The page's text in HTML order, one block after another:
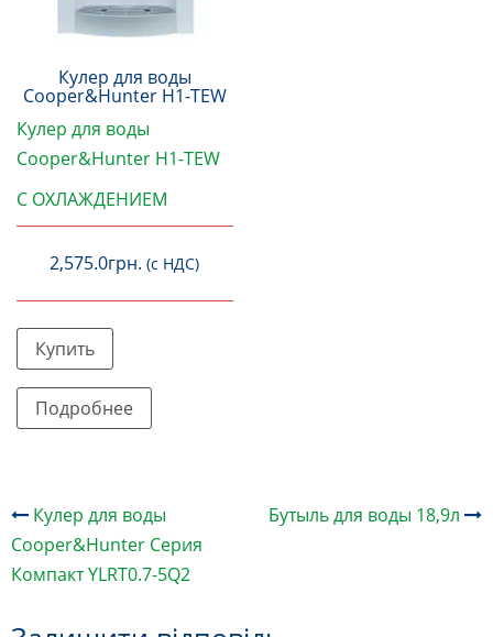
Кулер для воды
Cooper&Hunter H1-TEW
Кулер для воды
Cooper&Hunter H1-TEW
С ОХЛАЖДЕНИЕМ
2,575.0грн. (с НДС)
Купить
Подробнее
Навігація
по
запису
Кулер для воды
Cooper&Hunter Серия
Компакт YLRT0.7-5Q2
Бутыль для воды 18,9л